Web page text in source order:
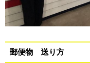
郵便物 送り方